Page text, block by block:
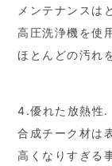
メンテナンスは
高圧洗浄機を使
ほとんどの汚れ
4.優れた放熱性.
合成チーク材は
高くなりすぎる